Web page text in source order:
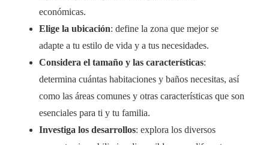
económicas.
Elige la ubicación: define la zona que mejor se
adapte a tu estilo de vida y a tus necesidades.
Considera el tamaño y las características:
determina cuántas habitaciones y baños necesitas, así
como las áreas comunes y otras características que son
esenciales para ti y tu familia.
Investiga los desarrollos: explora los diversos